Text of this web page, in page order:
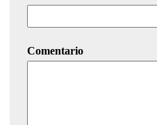
Comentario